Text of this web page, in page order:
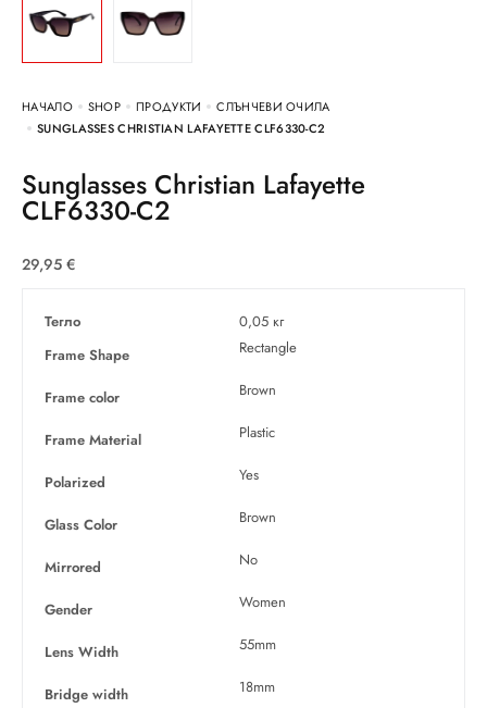
НАЧАЛО SHOP ПРОДУКТИ
СЛЪНЧЕВИ ОЧИЛА
SUNGLASSES CHRISTIAN LAFAYETTE CLF6330-C2
Sunglasses Christian Lafayette
CLF6330-C2
29,95 €
Тегло
0,05 кг
Frame Shape
Rectangle
Frame color Brown
Frame Material Plastic
Polarized Yes
Glass Color Brown
Mirrored No
Gender Women
Lens Width 55mm
Bridge width 18mm